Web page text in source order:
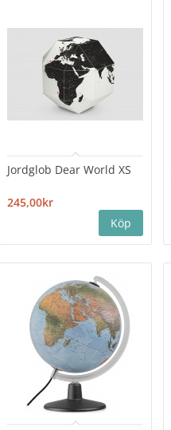
Jordglob Dear World XS
245,00kr